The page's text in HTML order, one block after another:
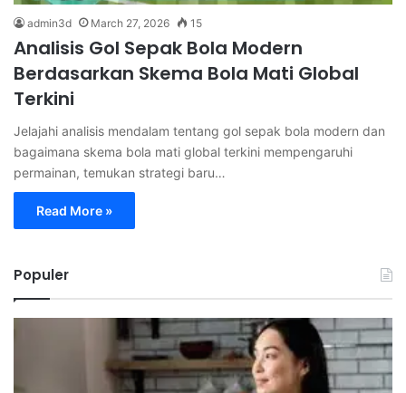
admin3d March 27, 2026 15
Analisis Gol Sepak Bola Modern
Berdasarkan Skema Bola Mati Global
Terkini
Jelajahi analisis mendalam tentang gol sepak bola modern dan
bagaimana skema bola mati global terkini mempengaruhi
permainan, temukan strategi baru…
Read More »
Populer